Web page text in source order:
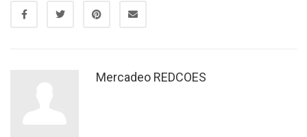
Mercadeo REDCOES